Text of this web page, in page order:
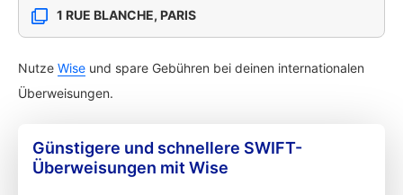
1 RUE BLANCHE, PARIS
Nutze Wise und spare Gebühren bei deinen internationalen
Überweisungen.
Günstigere und schnellere SWIFT-
Überweisungen mit Wise